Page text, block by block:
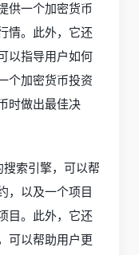
供一个加密货币
情。此外，它还
以指导用户如何
个加密货币投资
时做出最佳决
索引擎，可以帮
，以及一个项目
目。此外，它还
可以帮助用户更